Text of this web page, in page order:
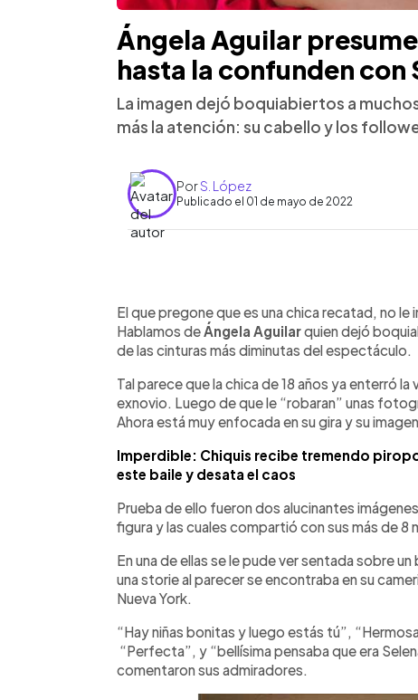
Ángela Aguilar
hasta la confunden con
La imagen dejó boquiabiertos a
más la atención: su cabello y los
PorS. López
Publicado el 01 de mayo de 2022
Escuchar artículo
El que pregone que es una chica recatad, no
Hablamos de Ángela Aguilarquien dejó
de las cinturas más diminutas del espectáculo.
Tal parece que la chica de 18 años ya enterró
exnovio. Luego de que le “robaran” unas
Ahora está muy enfocada en su gira y su imagen.
Imperdible: Chiquis recibe tremendo
este baile y desata el caos
Prueba de ello fueron dos alucinantes
figura y las cuales compartió con sus más de 8
En una de ellas se le pude ver sentada sobre
una storie al parecer se encontraba en su
Nueva York.
“Hay niñas bonitas y luego estás tú”,
“Perfecta”, y “bellísima pensaba que era
comentaron sus admiradores.